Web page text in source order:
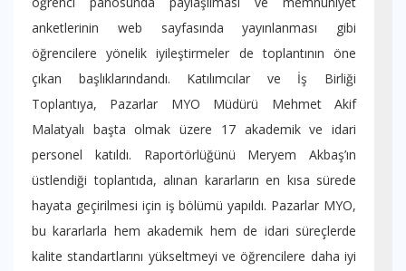
anketlerinin web sayfasında yayınlanması gibi
öğrencilere yönelik iyileştirmeler de toplantının öne
çıkan başlıklarındandı. Katılımcılar ve İş Birliği
Toplantıya, Pazarlar MYO Müdürü Mehmet Akif
Malatyalı başta olmak üzere 17 akademik ve idari
personel katıldı. Raportörlüğünü Meryem Akbaş’ın
üstlendiği toplantıda, alınan kararların en kısa sürede
hayata geçirilmesi için iş bölümü yapıldı. Pazarlar MYO,
bu kararlarla hem akademik hem de idari süreçlerde
kalite standartlarını yükseltmeyi ve öğrencilere daha iyi